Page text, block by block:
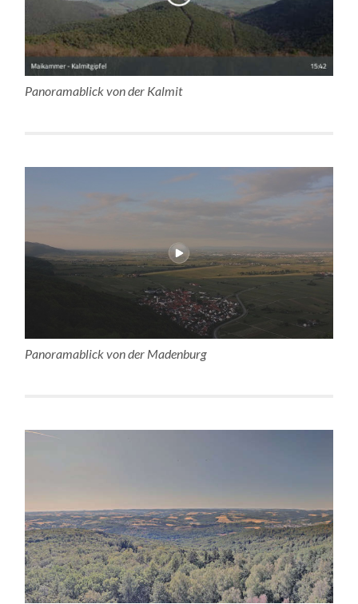
Panoramablick von der Kalmit
Panoramablick von der Madenburg